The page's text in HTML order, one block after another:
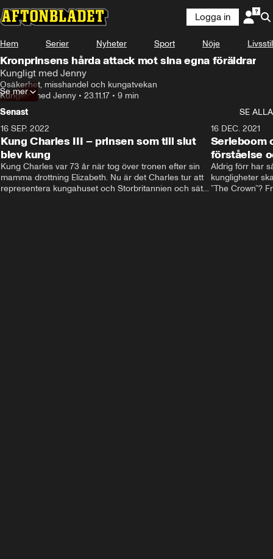
Logga in
Hem Serier Nyheter Sport Nöje Livsstil
Kronprinsens hårda attack mot sina egna föräldrar
Kungligt med Jenny
Osäkerhet, misshandel och kungatvekan
Kungligt med Jenny • 23.11.17 • 9 min
Se mer
Senast
SE ALLA
16 SEP. 2022
Kung Charles III – prinsen som till slut
blev kung
Kung Charles var 73 år när tog över tronen efter sin
mamma drottning Elizabeth. Nu är det Charles tur att
representera kungahuset och Storbritannien och sätta
16 DEC. 2021
Serieboom
förståelse
Aldrig förr har
kungligheter
”The Crown”?